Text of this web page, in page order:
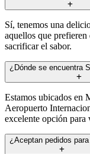
Sí, tenemos una
aquellos que
sacrificar el sabor.
¿Dónde se encuentra
Estamos ubicados en
Aeropuerto
excelente opción para
¿Aceptan pedidos